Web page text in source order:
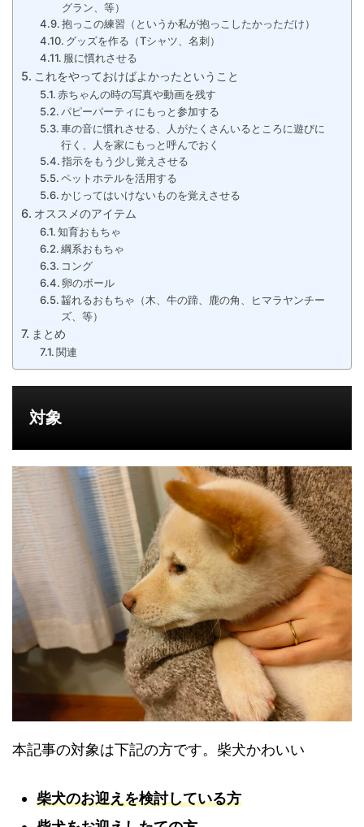
グラン、等）
抱っこの練習（というか私が抱っこしたかっただけ）
グッズを作る（Tシャツ、名刺）
服に慣れさせる
これをやっておけばよかったということ
赤ちゃんの時の写真や動画を残す
パピーパーティにもっと参加する
車の音に慣れさせる、人がたくさんいるところに遊びに
行く、人を家にもっと呼んでおく
指示をもう少し覚えさせる
ペットホテルを活用する
かじってはいけないものを覚えさせる
オススメのアイテム
知育おもちゃ
綱系おもちゃ
コング
卵のボール
齧れるおもちゃ（木、牛の蹄、鹿の角、ヒマラヤンチー
ズ、等）
まとめ
関連
対象
本記事の対象は下記の方です。柴犬かわいい
柴犬のお迎えを検討している方